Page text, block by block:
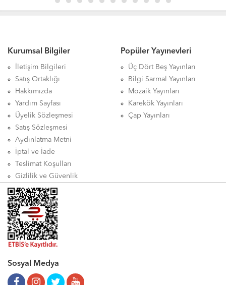
Kurumsal Bilgiler
İletişim Bilgileri
Satış Ortaklığı
Hakkımızda
Yardım Sayfası
Üyelik Sözleşmesi
Satış Sözleşmesi
Aydınlatma Metni
İptal ve İade
Teslimat Koşulları
Gizlilik ve Güvenlik
Popüler Yayınevleri
Üç Dört Beş Yayınları
Bilgi Sarmal Yayınları
Mozaik Yayınları
Karekök Yayınları
Çap Yayınları
Sosyal Medya